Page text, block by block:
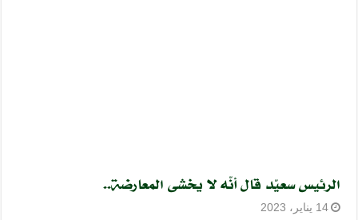
الرئيس سعيّد قال أنّه لا يخشى المعارضة..
14 يناير، 2023